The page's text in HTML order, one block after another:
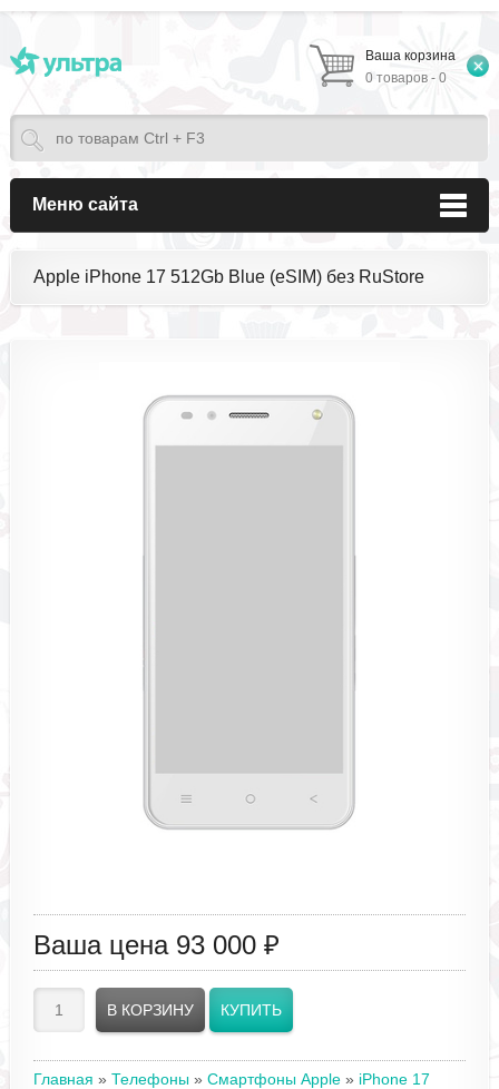
Ваша корзина
0 товаров - 0
Меню сайта
Apple iPhone 17 512Gb Blue (eSIM) без RuStore
Ваша цена 93 000 ₽
Главная » Телефоны » Смартфоны Apple » iPhone 17